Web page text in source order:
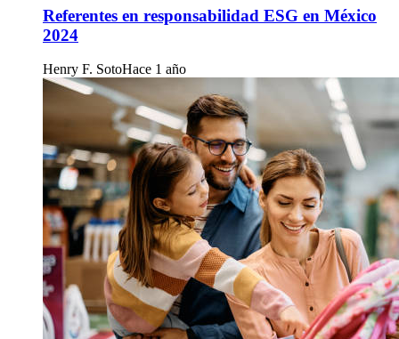
Referentes en responsabilidad ESG en México
2024
Henry F. SotoHace 1 año